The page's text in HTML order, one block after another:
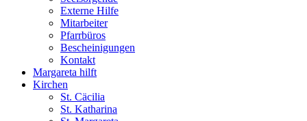
Externe Hilfe
Mitarbeiter
Pfarrbüros
Bescheinigungen
Kontakt
Margareta hilft
Kirchen
St. Cäcilia
St. Katharina